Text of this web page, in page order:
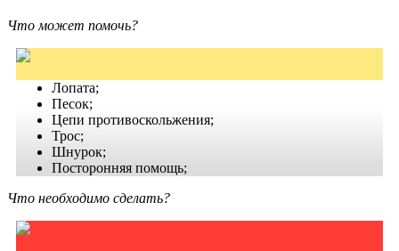
Что может помочь?
Лопата;
Песок;
Цепи противоскольжения;
Трос;
Шнурок;
Посторонняя помощь;
Что необходимо сделать?